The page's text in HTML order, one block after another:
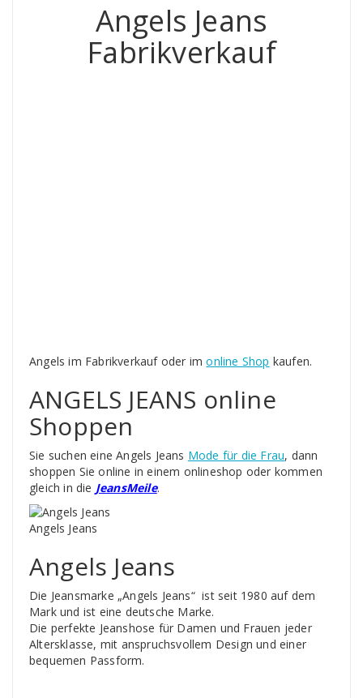
Angels Jeans
Fabrikverkauf
Angels im Fabrikverkauf oder imonline Shop kaufen.
ANGELS JEANS online
Shoppen
Sie suchen eine Angels Jeans Mode für die Frau, dann
shoppen Sie online in einem onlineshop oder kommen
gleich in die JeansMeile.
Angels Jeans
Angels Jeans
Die Jeansmarke „Angels Jeans“ ist seit 1980 auf dem
Mark und ist eine deutsche Marke.
Die perfekte Jeanshose für Damen und Frauen jeder
Altersklasse, mit anspruchsvollem Design und einer
bequemen Passform.